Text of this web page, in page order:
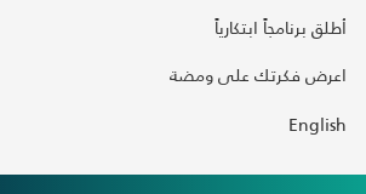
أطلق برنامجاً ابتكارياً
اعرض فكرتك على ومضة
English